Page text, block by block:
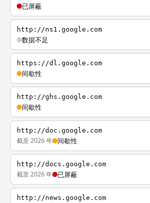
已屏蔽
http://ns1.google.com
数据不足
https://dl.google.com
间歇性
http://ghs.google.com
间歇性
http://doc.google.com
截至 2026 年 间歇性
http://docs.google.com
截至 2026 年 已屏蔽
http://news.google.com